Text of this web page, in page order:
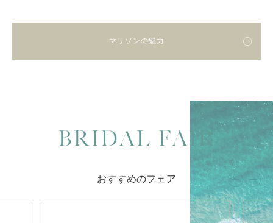
マリゾンの魅力
おすすめのフェア